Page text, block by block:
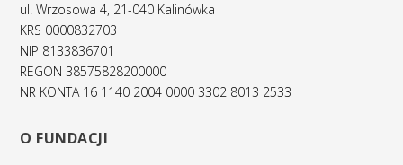
ul. Wrzosowa 4, 21-040 Kalinówka
KRS 0000832703
NIP 8133836701
REGON 38575828200000
NR KONTA 16 1140 2004 0000 3302 8013 2533
O FUNDACJI